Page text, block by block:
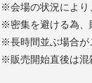
※会場の状況により
※密集を避ける為、
※長時間並ぶ場合が
※販売開始直後は混